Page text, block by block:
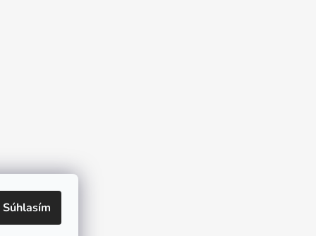
Súhlasím